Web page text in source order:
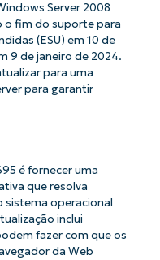
Server 2008
o fim do suporte para
(ESU) em 10 de
9 de janeiro de 2024.
para uma
para garantir
é fornecer uma
que resolva
sistema operacional
inclui
fazer com que os
da Web